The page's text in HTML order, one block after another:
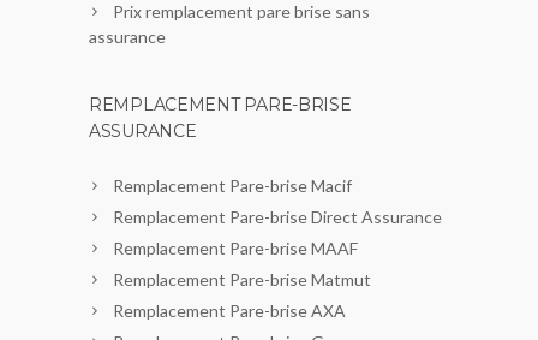
Prix remplacement pare brise sans
assurance
REMPLACEMENT PARE-BRISE
ASSURANCE
Remplacement Pare-brise Macif
Remplacement Pare-brise Direct Assurance
Remplacement Pare-brise MAAF
Remplacement Pare-brise Matmut
Remplacement Pare-brise AXA